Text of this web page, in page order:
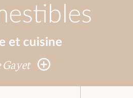
et cuisine